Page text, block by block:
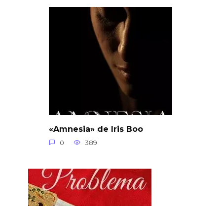
«Amnesia» de Iris Boo
0 389